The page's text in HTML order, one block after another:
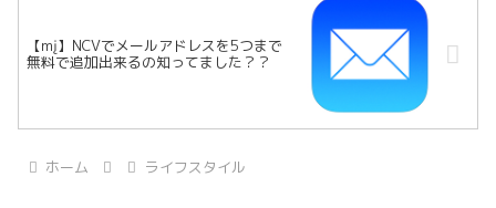
【mį】NCVでメールアドレスを5つまで
無料で追加出来るの知ってました？？
ホーム ライフスタイル